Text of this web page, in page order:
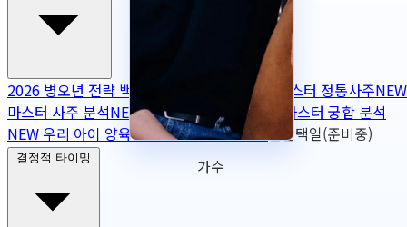
2026 병오년 전략 백서 2026 토정비결 마스터 정통사주NEW
마스터 사주 분석NEW무보정 사주 판독NEW
마스터 궁합 분석
NEW 우리 아이 양육 궁합NEW작명OPEN 출산택일(준비중)
결정적 타이밍 가수